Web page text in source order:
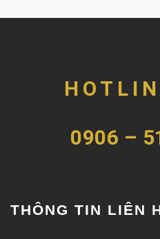
0906 –
THÔNG TIN LIÊN